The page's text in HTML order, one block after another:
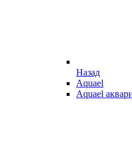
Назад
Aquael
Aquael